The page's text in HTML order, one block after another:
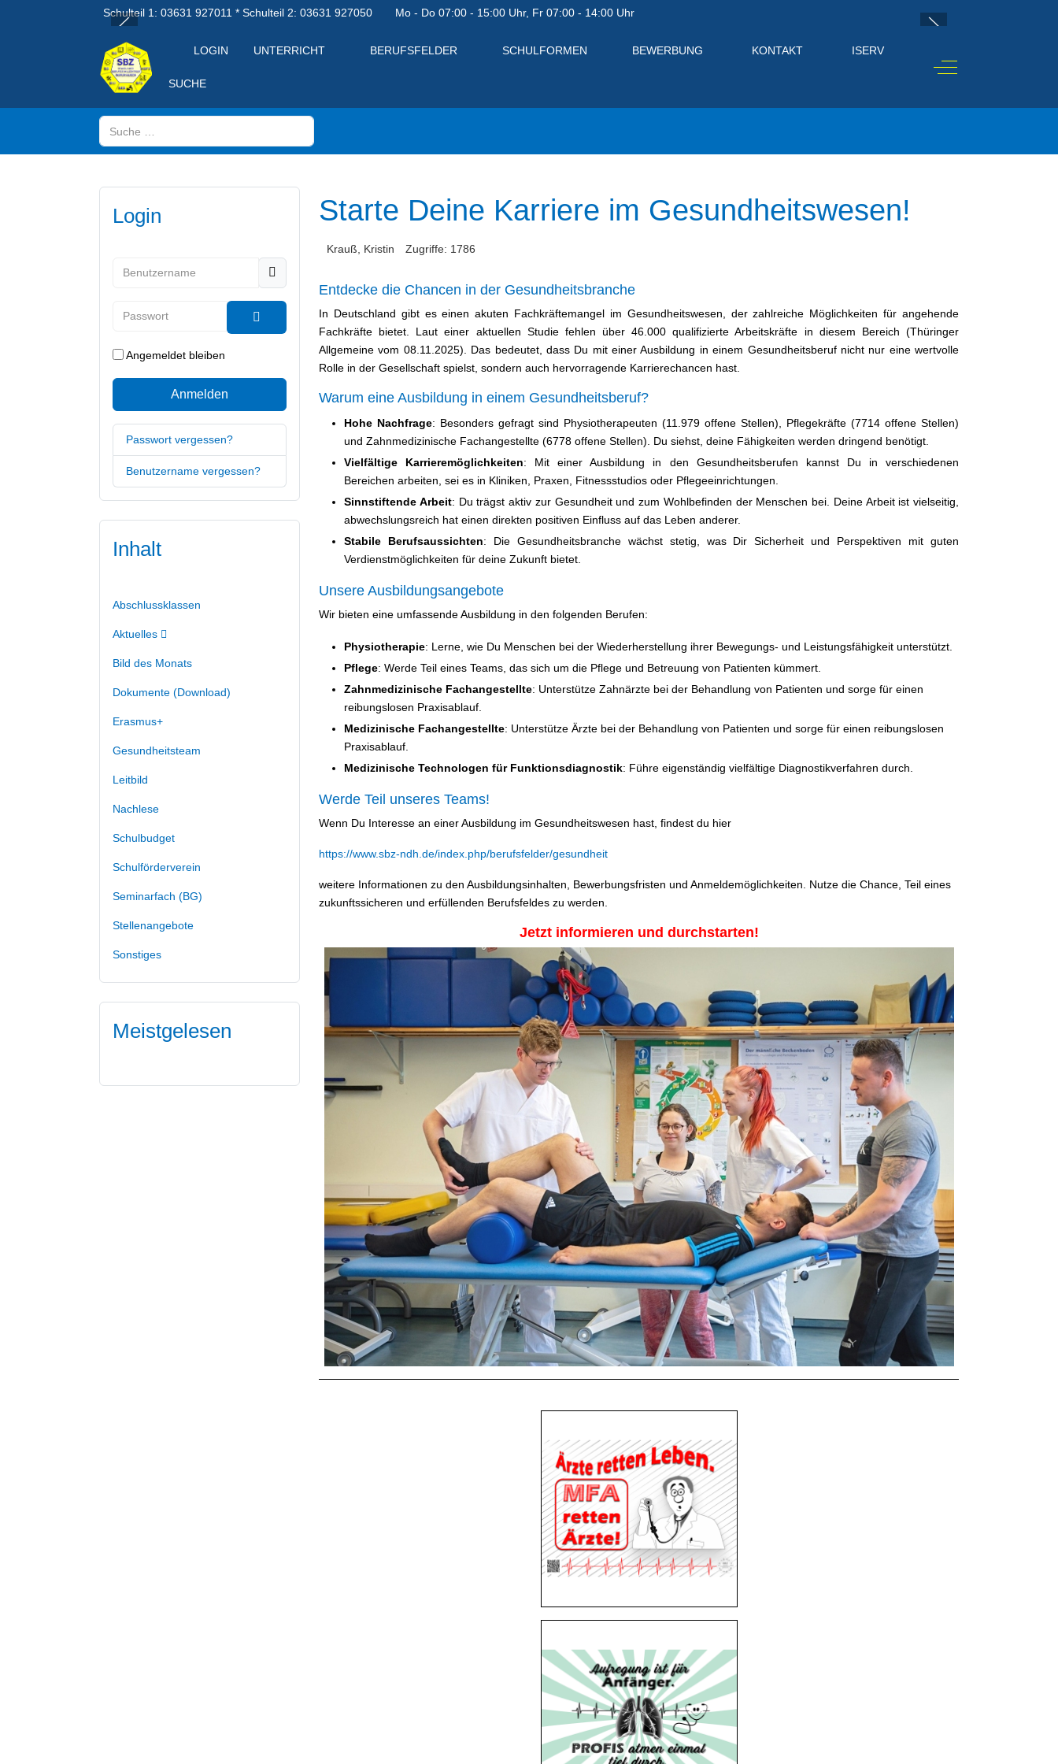
Schulteil 1: 03631 927011 * Schulteil 2: 03631 927050 Mo - Do 07:00 - 15:00 Uhr, Fr 07:00 - 14:00 Uhr
LOGIN UNTERRICHT BERUFSFELDER SCHULFORMEN BEWERBUNG KONTAKT ISERV
SUCHE
Off-Canvas Toggle
Suchen
Login
Passwort anzeigen
Angemeldet bleiben
Anmelden
Passwort vergessen?
Benutzername vergessen?
Inhalt
Abschlussklassen
Aktuelles
Bild des Monats
Dokumente (Download)
Erasmus+
Gesundheitsteam
Leitbild
Nachlese
Schulbudget
Schulförderverein
Seminarfach (BG)
Stellenangebote
Sonstiges
Meistgelesen
Starte Deine Karriere im Gesundheitswesen!
Krauß, Kristin Zugriffe: 1786
Entdecke die Chancen in der Gesundheitsbranche
In Deutschland gibt es einen akuten Fachkräftemangel im Gesundheitswesen, der zahlreiche Möglichkeiten für angehende
Fachkräfte bietet. Laut einer aktuellen Studie fehlen über 46.000 qualifizierte Arbeitskräfte in diesem Bereich (Thüringer
Allgemeine vom 08.11.2025). Das bedeutet, dass Du mit einer Ausbildung in einem Gesundheitsberuf nicht nur eine wertvolle
Rolle in der Gesellschaft spielst, sondern auch hervorragende Karrierechancen hast.
Warum eine Ausbildung in einem Gesundheitsberuf?
Hohe Nachfrage: Besonders gefragt sind Physiotherapeuten (11.979 offene Stellen), Pflegekräfte (7714 offene Stellen)
und Zahnmedizinische Fachangestellte (6778 offene Stellen). Du siehst, deine Fähigkeiten werden dringend benötigt.
Vielfältige Karrieremöglichkeiten: Mit einer Ausbildung in den Gesundheitsberufen kannst Du in verschiedenen
Bereichen arbeiten, sei es in Kliniken, Praxen, Fitnessstudios oder Pflegeeinrichtungen.
Sinnstiftende Arbeit: Du trägst aktiv zur Gesundheit und zum Wohlbefinden der Menschen bei. Deine Arbeit ist vielseitig,
abwechslungsreich hat einen direkten positiven Einfluss auf das Leben anderer.
Stabile Berufsaussichten: Die Gesundheitsbranche wächst stetig, was Dir Sicherheit und Perspektiven mit guten
Verdienstmöglichkeiten für deine Zukunft bietet.
Unsere Ausbildungsangebote
Wir bieten eine umfassende Ausbildung in den folgenden Berufen:
Physiotherapie: Lerne, wie Du Menschen bei der Wiederherstellung ihrer Bewegungs- und Leistungsfähigkeit unterstützt.
Pflege: Werde Teil eines Teams, das sich um die Pflege und Betreuung von Patienten kümmert.
Zahnmedizinische Fachangestellte: Unterstütze Zahnärzte bei der Behandlung von Patienten und sorge für einen
reibungslosen Praxisablauf.
Medizinische Fachangestellte: Unterstütze Ärzte bei der Behandlung von Patienten und sorge für einen reibungslosen
Praxisablauf.
Medizinische Technologen für Funktionsdiagnostik: Führe eigenständig vielfältige Diagnostikverfahren durch.
Werde Teil unseres Teams!
Wenn Du Interesse an einer Ausbildung im Gesundheitswesen hast, findest du hier
https://www.sbz-ndh.de/index.php/berufsfelder/gesundheit
weitere Informationen zu den Ausbildungsinhalten, Bewerbungsfristen und Anmeldemöglichkeiten. Nutze die Chance, Teil eines
zukunftssicheren und erfüllenden Berufsfeldes zu werden.
Jetzt informieren und durchstarten!